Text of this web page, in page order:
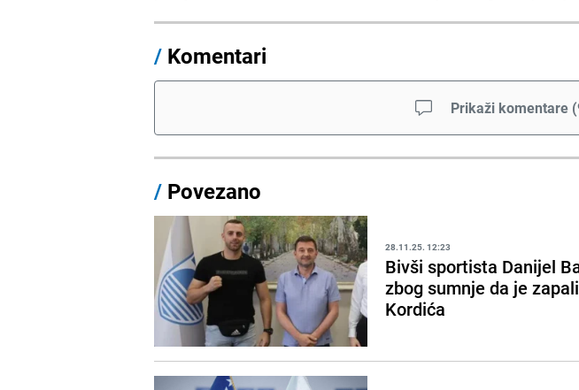
/ Komentari
Prikaži komentare (
/ Povezano
28.11.25. 12:23
Bivši sportista Danijel
zbog sumnje da je
Kordića